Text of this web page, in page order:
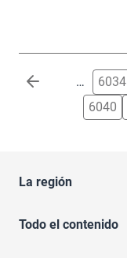
Paginación … 6034
6040
La región
Todo el contenido